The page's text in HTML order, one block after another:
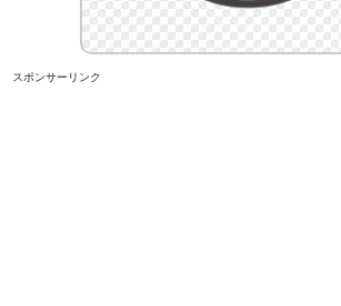
スポンサーリンク